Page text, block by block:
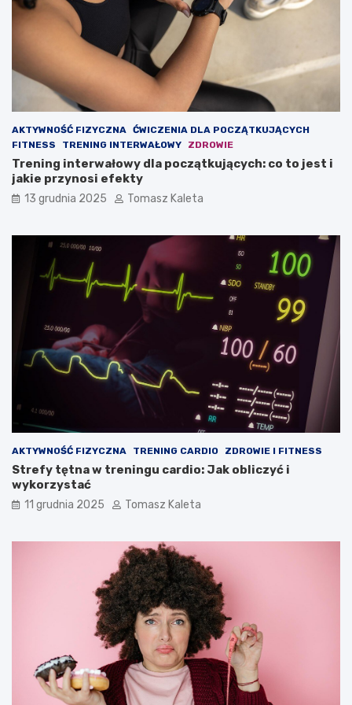
m
m
n
i
o
w
ą
i
AKTYWNOŚĆ FIZYCZNA ĆWICZENIA DLA POCZĄTKUJĄCYCH
FITNESS
TRENING INTERWAŁOWY ZDROWIE
Trening interwałowy dla początkujących: co to jest i
jakie przynosi efekty
13 grudnia 2025 Tomasz Kaleta
AKTYWNOŚĆ FIZYCZNA TRENING CARDIO ZDROWIE I FITNESS
Strefy tętna w treningu cardio: Jak obliczyć i
wykorzystać
11 grudnia 2025 Tomasz Kaleta